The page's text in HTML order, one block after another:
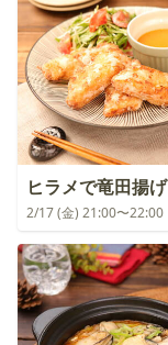
ヒラメで竜田揚げ
2/17 (金) 21:00〜22:00